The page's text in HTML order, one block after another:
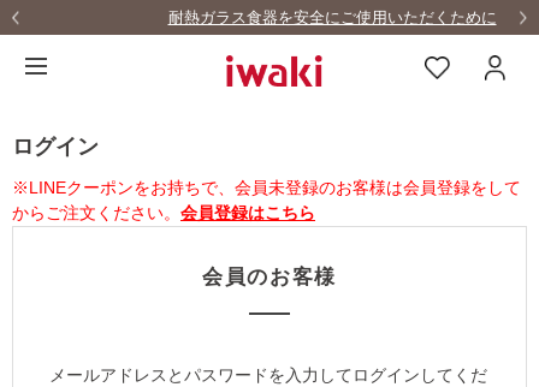
耐熱ガラス食器を安全にご使用いただくために
ログイン
※LINEクーポンをお持ちで、会員未登録のお客様は会員登録をして
からご注文ください。 会員登録はこちら
会員のお客様
メールアドレスとパスワードを入力してログインしてくだ